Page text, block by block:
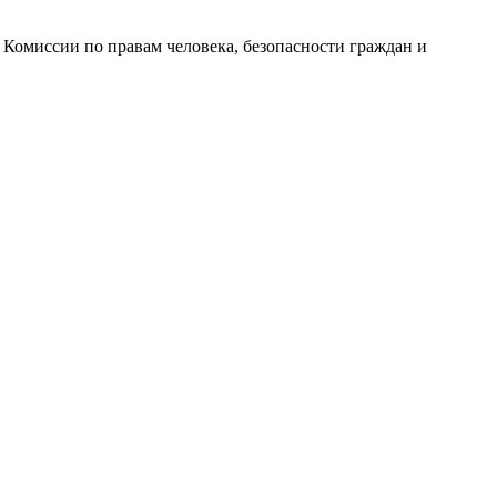
по правам человека, безопасности граждан и